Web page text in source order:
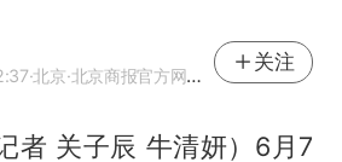
·北京·北京商报官方网易号
关注
者 关子辰 牛清妍）6月7